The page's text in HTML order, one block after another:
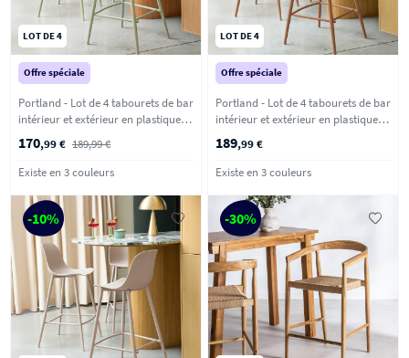
LOT DE 4
Offre spéciale
Portland - Lot de 4 tabourets de bar
intérieur et extérieur en plastique et
170,99 € 189,99 €
Existe en 3 couleurs
LOT DE 4
Offre spéciale
Portland - Lot de 4 tabourets de bar
intérieur et extérieur en plastique et
189,99 €
Existe en 3 couleurs
-10% -30%